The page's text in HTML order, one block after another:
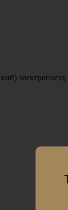
электропоезд